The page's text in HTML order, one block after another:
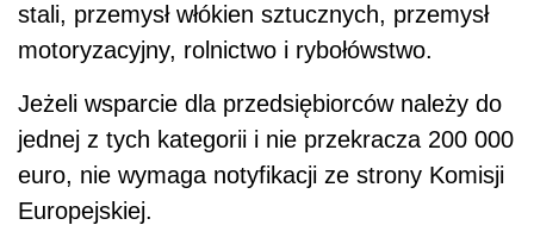
stali, przemysł włókien sztucznych, przemysł
motoryzacyjny, rolnictwo i rybołówstwo.
Jeżeli wsparcie dla przedsiębiorców należy do
jednej z tych kategorii i nie przekracza 200 000
euro, nie wymaga notyfikacji ze strony Komisji
Europejskiej.